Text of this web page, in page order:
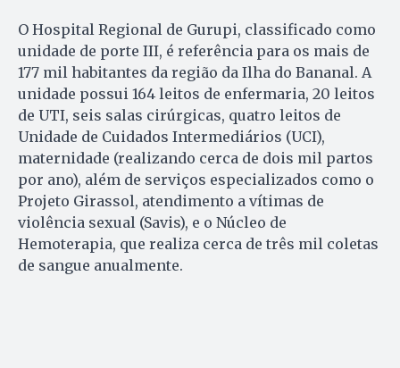
O Hospital Regional de Gurupi, classificado como
unidade de porte III, é referência para os mais de
177 mil habitantes da região da Ilha do Bananal. A
unidade possui 164 leitos de enfermaria, 20 leitos
de UTI, seis salas cirúrgicas, quatro leitos de
Unidade de Cuidados Intermediários (UCI),
maternidade (realizando cerca de dois mil partos
por ano), além de serviços especializados como o
Projeto Girassol, atendimento a vítimas de
violência sexual (Savis), e o Núcleo de
Hemoterapia, que realiza cerca de três mil coletas
de sangue anualmente.